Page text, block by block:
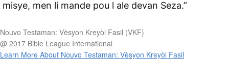
misye, men li mande pou l ale devan Seza.”
Nouvo Testaman: Vèsyon Kreyòl Fasil (VKF)
@ 2017 Bible League International
Learn More About Nouvo Testaman: Vèsyon Kreyòl Fasil